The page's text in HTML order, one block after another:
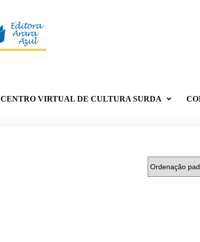
CENTRO VIRTUAL DE CULTURA SURDA